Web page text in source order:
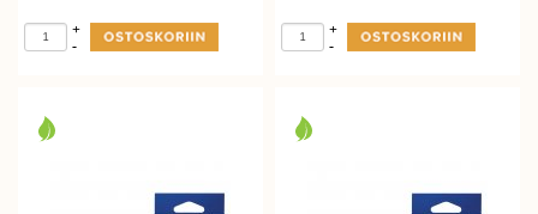
-
+
-
+